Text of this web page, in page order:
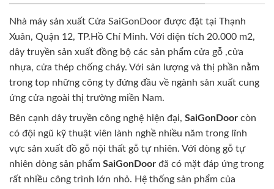
Nhà máy sản xuất Cửa SaiGonDoor được đặt tại Thạnh
Xuân, Quận 12, TP.Hồ Chí Minh. Với diện tích 20.000 m2,
dây truyền sản xuất đồng bộ các sản phẩm cửa gỗ ,cửa
nhựa, cửa thép chống cháy. Với sản lượng và thị phần nằm
trong top những công ty đứng đầu về ngành sản xuất cung
ứng cửa ngoài thị trường miền Nam.
Bên cạnh dây truyền công nghệ hiện đại, SaiGonDoor còn
có đội ngũ kỹ thuật viên lành nghề nhiều năm trong lĩnh
vực sản xuất đồ gỗ nội thất gỗ tự nhiên. Với dòng gỗ tự
nhiên dòng sản phẩm SaiGonDoor đã có mặt đáp ứng trong
rất nhiều công trình lớn nhỏ. Hệ thống sản phẩm của